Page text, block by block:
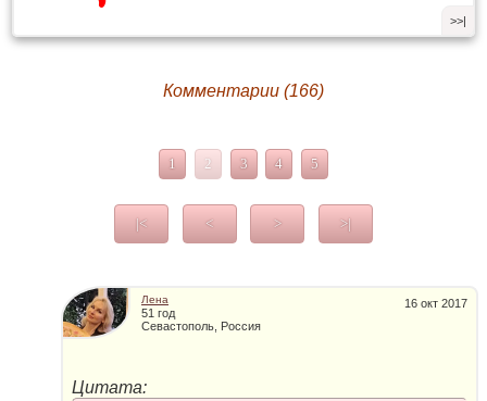
>>|
Комментарии (166)
1 2 3 4 5
|< < > >|
16 окт 2017
Лена
51 год
Севастополь, Россия
Цитата: